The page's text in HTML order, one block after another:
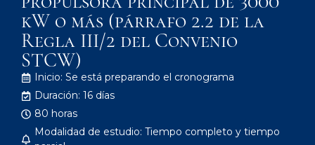
kW o más (párrafo 2.2 de la
Regla III/2 del Convenio
STCW)
Inicio: Se está preparando el cronograma
Duración: 16 días
80 horas
Modalidad de estudio: Tiempo completo y tiempo